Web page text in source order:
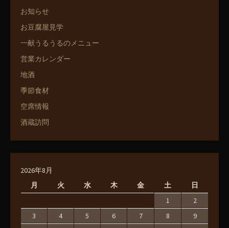
お知らせ
お豆腐屋見学
一献うるうるのメニュー
営業カレンダー
地酒
季節食材
空席情報
酒蔵訪問
2026年8月
月
火 水 木 金 土 日
1
2
3
4 5 6 7 8
9